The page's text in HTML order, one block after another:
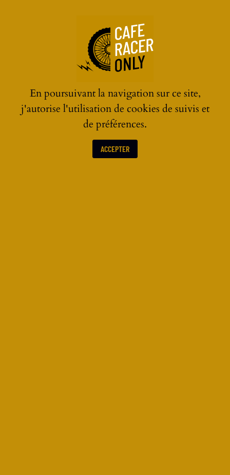
PRÉPARATION BIRDEE PAR
MOKKA CYCLES
En poursuivant la navigation sur ce site,
j'autorise l'utilisation de cookies de suivis et
de préférences.
ACCEPTER